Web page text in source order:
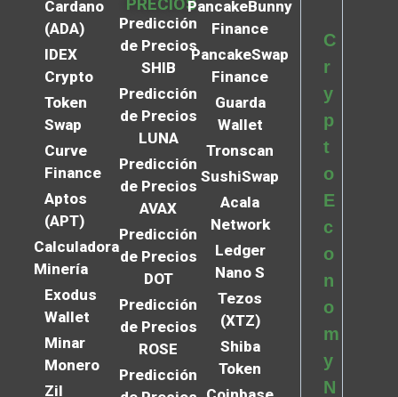
Cardano
(ADA)
IDEX
Crypto
Token
Swap
Curve
Finance
Aptos
(APT)
Calculadora
Minería
Exodus
Wallet
Minar
Monero
Zil
Predicción
de Precios
SHIB
Predicción
de Precios
LUNA
Predicción
de Precios
AVAX
Predicción
de Precios
DOT
Predicción
de Precios
ROSE
Predicción
PancakeBunny
Finance
PancakeSwap
Finance
Guarda
Wallet
Tronscan
SushiSwap
Acala
Network
Ledger
Nano S
Tezos
(XTZ)
Shiba
Token
C
r
y
p
t
o
E
c
o
n
o
m
y
N